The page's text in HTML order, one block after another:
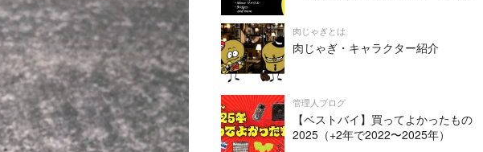
肉じゃぎとは
肉じゃぎ・キャラクター紹介
管理人ブログ
【ベストバイ】買ってよかったもの
2025（+2年で2022〜2025年）